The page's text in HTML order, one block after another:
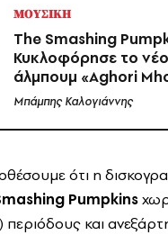
ΜΟΥΣΙΚΗ
The Smashing
Κυκλοφόρησε το
άλμπουμ «Aghori
Μπάμπης Καλογιάννης
ότι η
Pumpkins
περιόδους και